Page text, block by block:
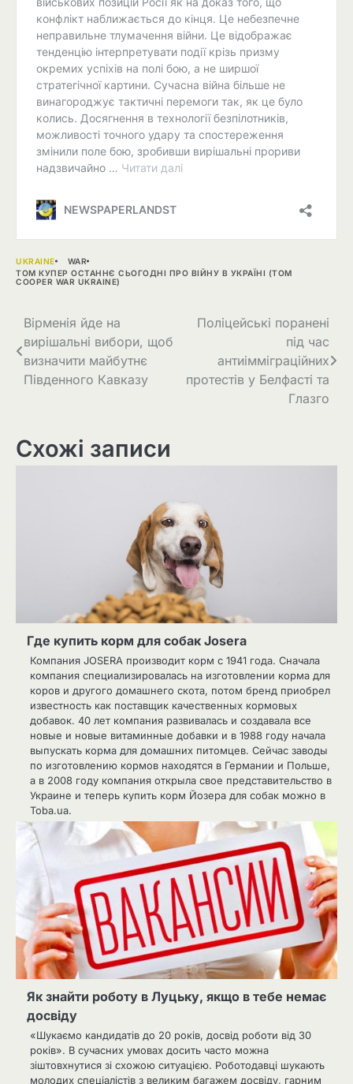
UKRAINE
WAR
ТОМ КУПЕР ОСТАННЄ СЬОГОДНІ ПРО ВІЙНУ В УКРАЇНІ (TOM
COOPER WAR UKRAINE)
Навігація
записів
Вірменія йде на
вирішальні вибори, щоб
визначити майбутнє
Південного Кавказу
Поліцейські поранені
під час
антиімміграційних
протестів у Белфасті та
Глазго
Схожі записи
Где купить корм для собак Josera
Компания JOSERA производит корм с 1941 года. Сначала
компания специализировалась на изготовлении корма для
коров и другого домашнего скота, потом бренд приобрел
известность как поставщик качественных кормовых
добавок. 40 лет компания развивалась и создавала все
новые и новые витаминные добавки и в 1988 году начала
выпускать корма для домашних питомцев. Сейчас заводы
по изготовлению кормов находятся в Германии и Польше,
а в 2008 году компания открыла свое представительство в
Украине и теперь купить корм Йозера для собак можно в
Toba.ua.
Як знайти роботу в Луцьку, якщо в тебе немає
досвіду
«Шукаємо кандидатів до 20 років, досвід роботи від 30
років». В сучасних умовах досить часто можна
зіштовхнутися зі схожою ситуацією. Роботодавці шукають
молодих спеціалістів з великим багажем досвіду, гарним